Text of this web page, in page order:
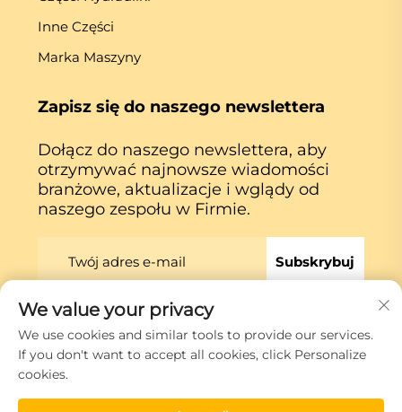
Inne Części
Marka Maszyny
Zapisz się do naszego newslettera
Dołącz do naszego newslettera, aby
otrzymywać najnowsze wiadomości
branżowe, aktualizacje i wglądy od
naszego zespołu w Firmie.
Subskrybuj
Prawa autorskie © Xiamen Globe Machine Co.,ltd.
Polityka prywatności
We value your privacy
We use cookies and similar tools to provide our services.
If you don't want to accept all cookies, click Personalize
cookies.